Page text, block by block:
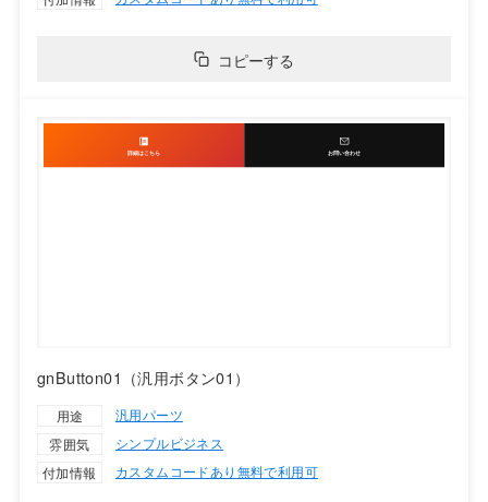
コピーする
gnButton01（汎用ボタン01）
用途
汎用パーツ
雰囲気
シンプルビジネス
付加情報
カスタムコードあり 無料で利用可